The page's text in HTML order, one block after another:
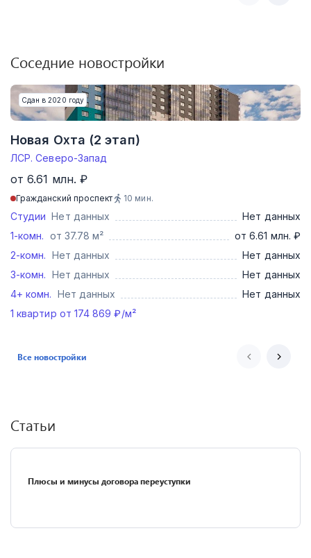
Соседние новостройки
Сдан в 2020 году
Новая Охта (2 этап)
ЛСР. Северо-Запад
от 6.61 млн. ₽
Гражданский проспект 10 мин.
Студии Нет данных
Нет данных
1-комн. от 37.78 м²
от 6.61 млн. ₽
2-комн. Нет данных
Нет данных
3-комн. Нет данных
Нет данных
4+ комн. Нет данных
Нет данных
1 квартир от 174 869 ₽/м²
Все новостройки
Статьи
Плюсы и минусы договора переуступки